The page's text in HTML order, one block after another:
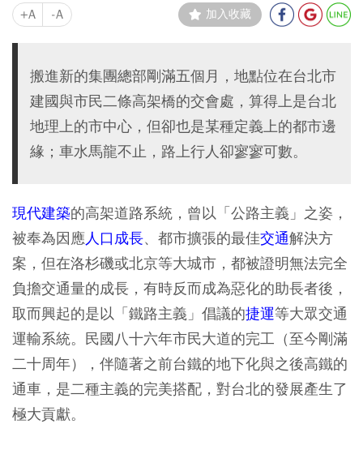
+A -A 加入收藏
搬進新的集團總部剛滿五個月，地點位在台北市
建國與市民二條高架橋的交會處，算得上是台北
地理上的市中心，但卻也是某種定義上的都市邊
緣；車水馬龍不止，路上行人卻寥寥可數。
現代建築的高架道路系統，曾以「公路主義」之姿，
被奉為因應人口成長、都市擴張的最佳交通解決方
案，但在洛杉磯或北京等大城市，都被證明無法完全
負擔交通量的成長，有時反而成為惡化的助長者後，
取而興起的是以「鐵路主義」倡議的捷運等大眾交通
運輸系統。民國八十六年市民大道的完工（至今剛滿
二十周年），伴隨著之前台鐵的地下化與之後高鐵的
通車，是二種主義的完美搭配，對台北的發展產生了
極大貢獻。